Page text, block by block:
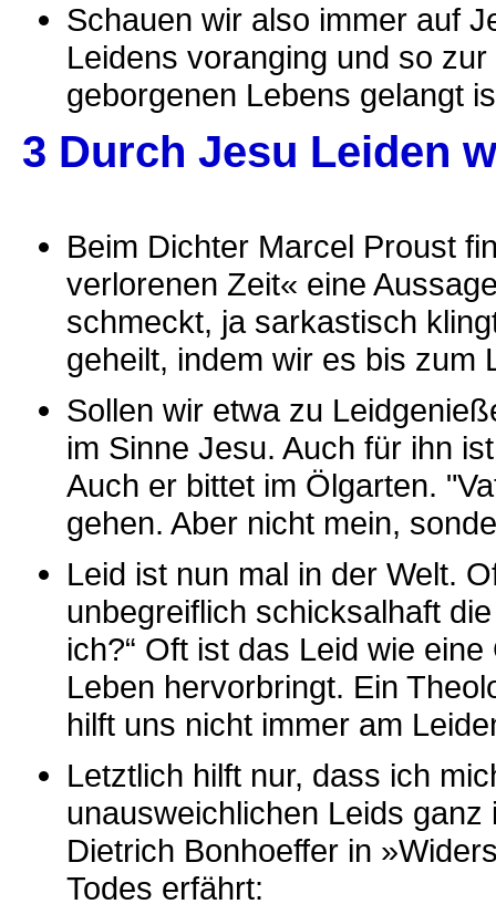
Schauen wir also immer auf
Leidens voranging und so
geborgenen Lebens gelangt
3 Durch Jesu Leiden
Beim Dichter Marcel Proust
verlorenen Zeit« eine
schmeckt, ja sarkastisch
geheilt, indem wir es bis zum
Sollen wir etwa zu
im Sinne Jesu. Auch für ihn
Auch er bittet im Ölgarten.
gehen. Aber nicht mein,
Leid ist nun mal in der Welt.
unbegreiflich schicksalhaft
ich?“ Oft ist das Leid wie
Leben hervorbringt. Ein
hilft uns nicht immer am
Letztlich hilft nur, dass ich
unausweichlichen Leids
Dietrich Bonhoeffer in
Todes erfährt: